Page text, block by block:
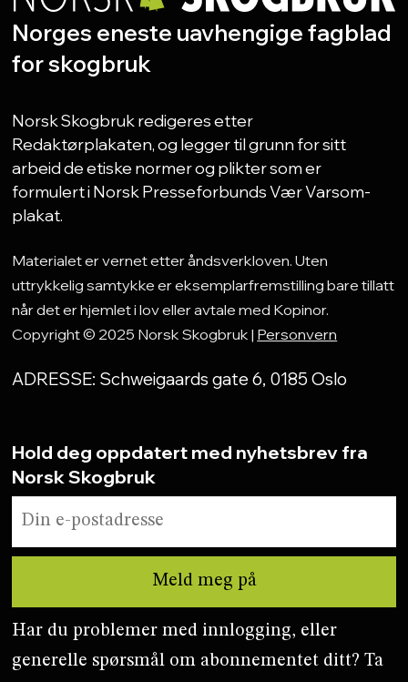
Norges eneste uavhengige fagblad
for skogbruk
Norsk Skogbruk redigeres etter
Redaktørplakaten, og legger til grunn for sitt
arbeid de etiske normer og plikter som er
formulert i Norsk Presseforbunds Vær Varsom-
plakat.
Materialet er vernet etter åndsverkloven. Uten
uttrykkelig samtykke er eksemplarfremstilling bare tillatt
når det er hjemlet i lov eller avtale med Kopinor.
Copyright © 2025 Norsk Skogbruk | Personvern
ADRESSE: Schweigaards gate 6, 0185 Oslo
Hold deg oppdatert med nyhetsbrev fra
Norsk Skogbruk
Har du problemer med innlogging, eller
generelle spørsmål om abonnementet ditt? Ta